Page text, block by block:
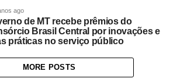
ago
de MT recebe prêmios do
Brasil Central por inovações e
práticas no serviço público
MORE POSTS